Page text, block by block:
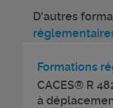
D'autres
Formations
CACES® R
à